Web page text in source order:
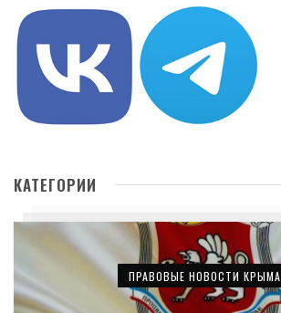
КАТЕГОРИИ
ПРАВОВЫЕ НОВОСТИ КРЫМА